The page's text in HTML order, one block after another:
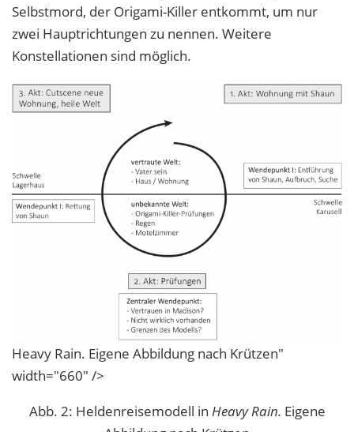
Selbstmord, der Origami-Killer entkommt, um nur
zwei Hauptrichtungen zu nennen. Weitere
Konstellationen sind möglich.
Heavy Rain. Eigene Abbildung nach Krützen"
width="660" />
Abb. 2: Heldenreisemodell in Heavy Rain. Eigene